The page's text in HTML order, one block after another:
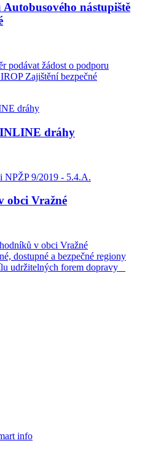
nástupiště
podávat žádost o podporu
Zajištění bezpečné
INLINE dráhy
NPŽP 9/2019 - 5.4.A.
obci Vražné
v obci Vražné
dostupné a bezpečné regiony
udržitelných forem dopravy